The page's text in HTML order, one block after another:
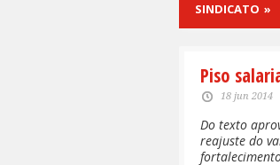
SINDICATO »
Piso
18 jun 2014
Do texto
reajuste do